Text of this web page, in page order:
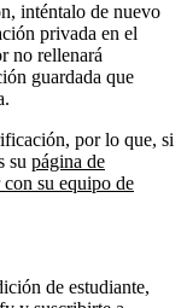
inténtalo de nuevo
privada en el
no rellenará
guardada que
por lo que, si
su página de
con su equipo de
de estudiante,